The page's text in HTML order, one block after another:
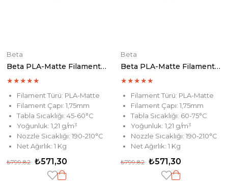
Beta
Beta PLA-Matte Filament Wine
★★★★★
Filament Türü: PLA-Matte
Filament Çapı: 1,75mm
Tabla Sıcaklığı: 45-60°C
Yoğunluk: 1,21 g/m³
Nozzle Sıcaklığı: 190-210°C
Net Ağırlık: 1 Kg
₺571,30
₺799,82
Beta
Beta PLA-Matte Filament Chocolate
★★★★★
Filament Türü: PLA-Matte
Filament Çapı: 1,75mm
Tabla Sıcaklığı: 60-75°C
Yoğunluk: 1,21 g/m³
Nozzle Sıcaklığı: 190-210°C
Net Ağırlık: 1 Kg
₺571,30
₺799,82